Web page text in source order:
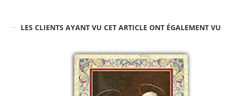
LES CLIENTS AYANT VU CET ARTICLE ONT ÉGALEMENT VU